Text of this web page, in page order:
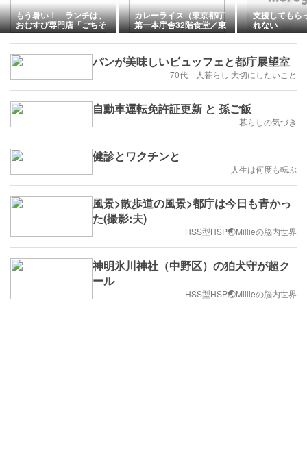
もう暑い！ ランチは、
おむすび専門店「ごちそ
う焼むすび おにまる 西新
宿店」
カレーライス（東京都庁
第一本庁舎32階食堂／東
京都新宿区）
支援してもら
れない
パンが美味しいビュッフェと都庁展望室
70代一人暮らし 大切にしたいこと
自動車運転免許証更新 と 孫ご飯
暮らしの気づき
健診とワクチンと
人生は何度も転ぶ
風景>散歩道の風景>都庁は今日も青かっ
た(撮影:夫)
HSS型HSP🌏Millieの脳内世界
神明氷川神社（中野区）の狛犬守が超ク
ール
HSS型HSP🌏Millieの脳内世界